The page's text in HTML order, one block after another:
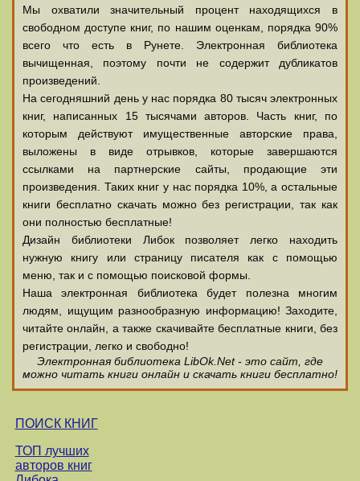
Мы охватили значительный процент находящихся в
свободном доступе книг, по нашим оценкам, порядка 90%
всего что есть в Рунете. Электронная библиотека
вычищенная, поэтому почти не содержит дубликатов
произведений.
На сегодняшний день у нас порядка 80 тысяч электронных
книг, написанных 15 тысячами авторов. Часть книг, по
которым действуют имущественные авторские права,
выложены в виде отрывков, которые завершаются
ссылками на партнерские сайты, продающие эти
произведения. Таких книг у нас порядка 10%, а остальные
книги бесплатно скачать можно без регистрации, так как
они полностью бесплатные!
Дизайн библиотеки Либок позволяет легко находить
нужную книгу или страницу писателя как с помощью
меню, так и с помощью поисковой формы.
Наша электронная библиотека будет полезна многим
людям, ищущим разнообразную информацию! Заходите,
читайте онлайн, а также скачивайте бесплатные книги, без
регистрации, легко и свободно!
Электронная библиотека LibOk.Net - это сайт, где
можно читать книги онлайн и скачать книги бесплатно!
ПОИСК КНИГ
ТОП лучших
авторов книг